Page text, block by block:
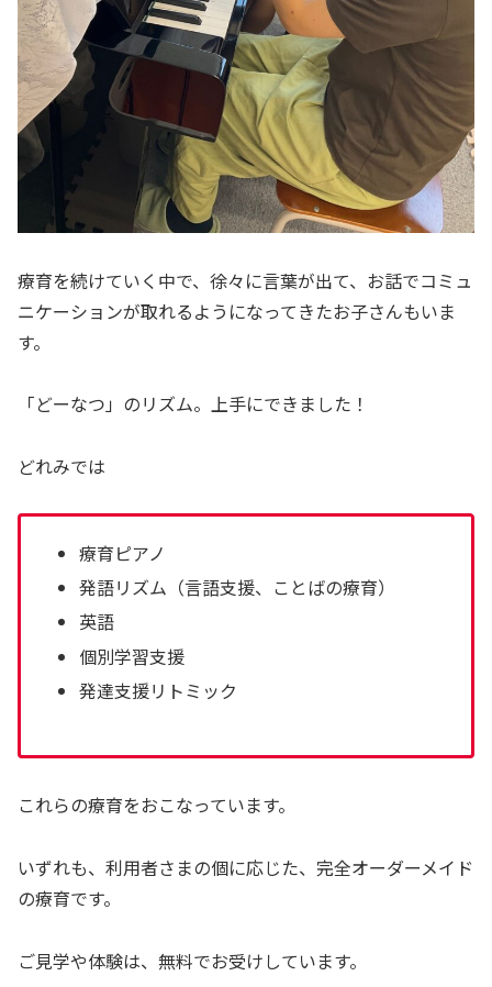
療育を続けていく中で、徐々に言葉が出て、お話でコミュ
ニケーションが取れるようになってきたお子さんもいま
す。
「どーなつ」のリズム。上手にできました！
どれみでは
療育ピアノ
発語リズム（言語支援、ことばの療育）
英語
個別学習支援
発達支援リトミック
これらの療育をおこなっています。
いずれも、利用者さまの個に応じた、完全オーダーメイド
の療育です。
ご見学や体験は、無料でお受けしています。